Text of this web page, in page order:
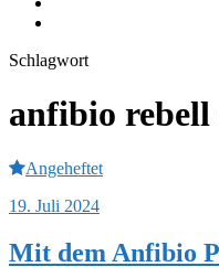
Schlagwort
anfibio rebell
Angeheftet
19. Juli 2024
Mit dem Anfibio